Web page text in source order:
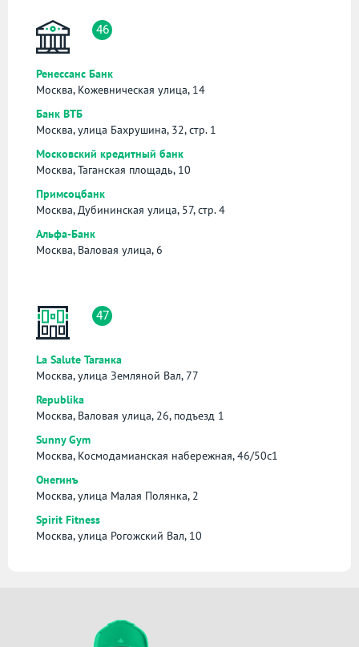
46
Ренессанс Банк
Москва, Кожевническая улица, 14
Банк ВТБ
Москва, улица Бахрушина, 32, стр. 1
Московский кредитный банк
Москва, Таганская площадь, 10
Примсоцбанк
Москва, Дубининская улица, 57, стр. 4
Альфа-Банк
Москва, Валовая улица, 6
47
La Salute Таганка
Москва, улица Земляной Вал, 77
Republika
Москва, Валовая улица, 26, подъезд 1
Sunny Gym
Москва, Космодамианская набережная, 46/50с1
Онегинъ
Москва, улица Малая Полянка, 2
Spirit Fitness
Москва, улица Рогожский Вал, 10